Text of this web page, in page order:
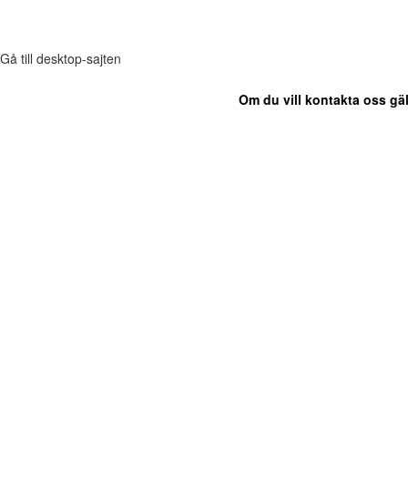
Gå till desktop-sajten
Om du vill kontakta oss